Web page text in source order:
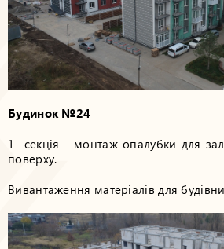
Будинок №24
1- секція - монтаж опалубки для
поверху.
Вивантаження матеріалів для